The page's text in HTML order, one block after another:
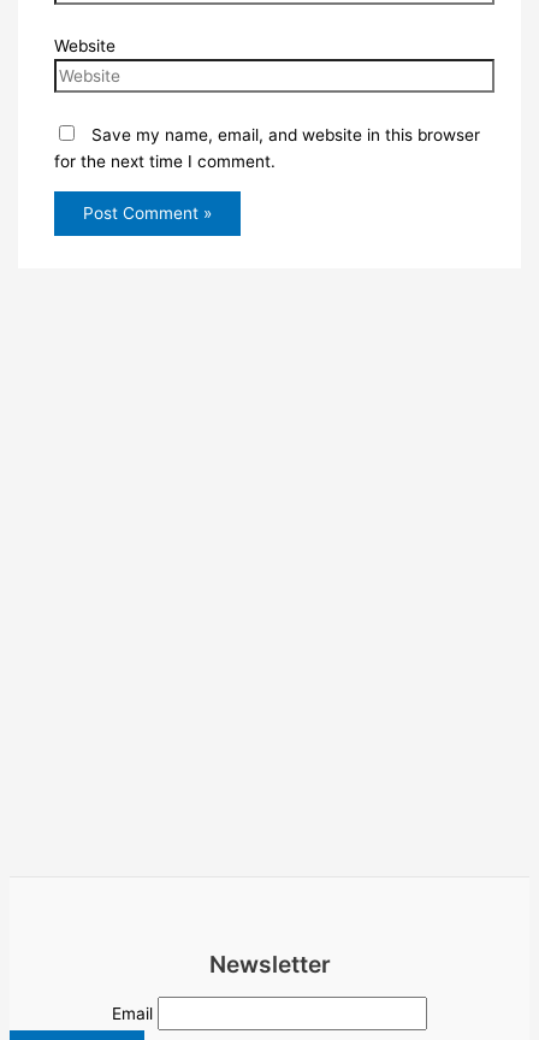
Website
Save my name, email, and website in this browser
for the next time I comment.
Newsletter
Email